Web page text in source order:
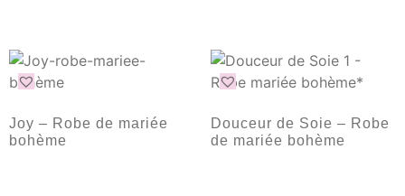
Joy – Robe de mariée
bohème
Douceur de Soie – Robe
de mariée bohème